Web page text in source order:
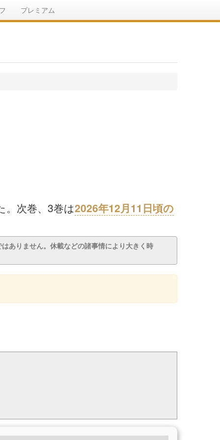
プレミアム
。次巻、3巻は2026年12月11日頃の
ありません。休載などの諸事情により大きく時